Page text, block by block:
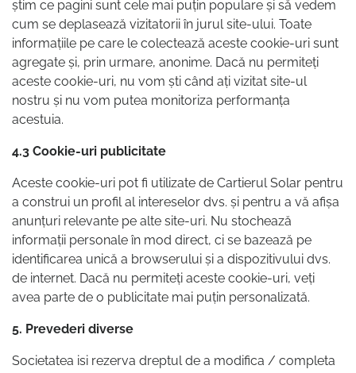
știm ce pagini sunt cele mai puțin populare și să vedem
cum se deplasează vizitatorii în jurul site-ului. Toate
informațiile pe care le colectează aceste cookie-uri sunt
agregate și, prin urmare, anonime. Dacă nu permiteți
aceste cookie-uri, nu vom ști când ați vizitat site-ul
nostru și nu vom putea monitoriza performanța
acestuia.
4.3 Cookie-uri publicitate
Aceste cookie-uri pot fi utilizate de Cartierul Solar pentru
a construi un profil al intereselor dvs. și pentru a vă afișa
anunțuri relevante pe alte site-uri. Nu stochează
informații personale în mod direct, ci se bazează pe
identificarea unică a browserului și a dispozitivului dvs.
de internet. Dacă nu permiteți aceste cookie-uri, veți
avea parte de o publicitate mai puțin personalizată.
5. Prevederi diverse
Societatea isi rezerva dreptul de a modifica / completa